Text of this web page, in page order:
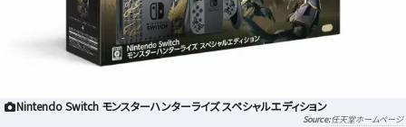
Nintendo Switch モンスターハンターライズ スペシャルエディション
任天堂ホームページ